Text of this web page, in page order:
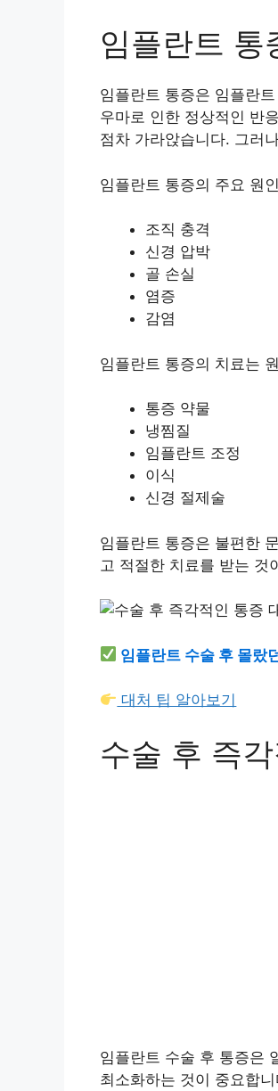
임플란트 통
임플란트 통증은 임플란
우마로 인한 정상적인 반
점차 가라앉습니다. 그러
임플란트 통증의 주요 원
조직 충격
신경 압박
골 손실
염증
감염
임플란트 통증의 치료는
통증 약물
냉찜질
임플란트 조정
이식
신경 절제술
임플란트 통증은 불편한
고 적절한 치료를 받는 것
임플란트 수술 후 몰랐
대처 팁 알아보기
수술 후 즉
임플란트 수술 후 통증은
최소화하는 것이 중요합